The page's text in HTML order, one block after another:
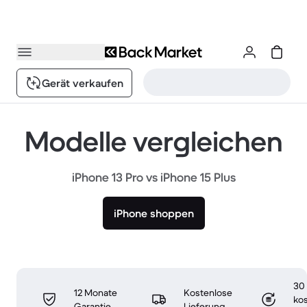
Gerät verkaufen
Modelle vergleichen
iPhone 13 Pro vs iPhone 15 Plus
iPhone shoppen
12 Monate
Kostenlose
30